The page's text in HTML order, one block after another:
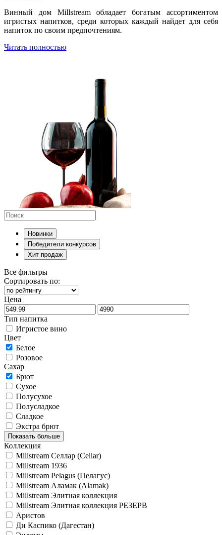
Винный дом Millstream обладает богатым ассортиментом
игристых напитков, среди которых каждый найдет для себя
напиток по своим предпочтениям.
Читать полностью
Новинки
Победители конкурсов
Хит продаж
Все фильтры
Сортировать по:
Цена
Тип напитка
Игристое вино
Цвет
Белое
Розовое
Сахар
Брют
Сухое
Полусухое
Полусладкое
Сладкое
Экстра брют
Показать больше
Коллекция
Millstream Селлар (Cellar)
Millstream 1936
Millstream Pelagus (Пелагус)
Millstream Аламак (Alamak)
Millstream Элитная коллекция
Millstream Элитная коллекция РЕЗЕРВ
Аристов
Ди Каспико (Дагестан)